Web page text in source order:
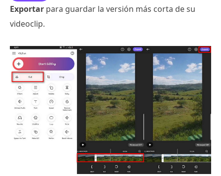
Exportar para guardar la versión más corta de su
videoclip.